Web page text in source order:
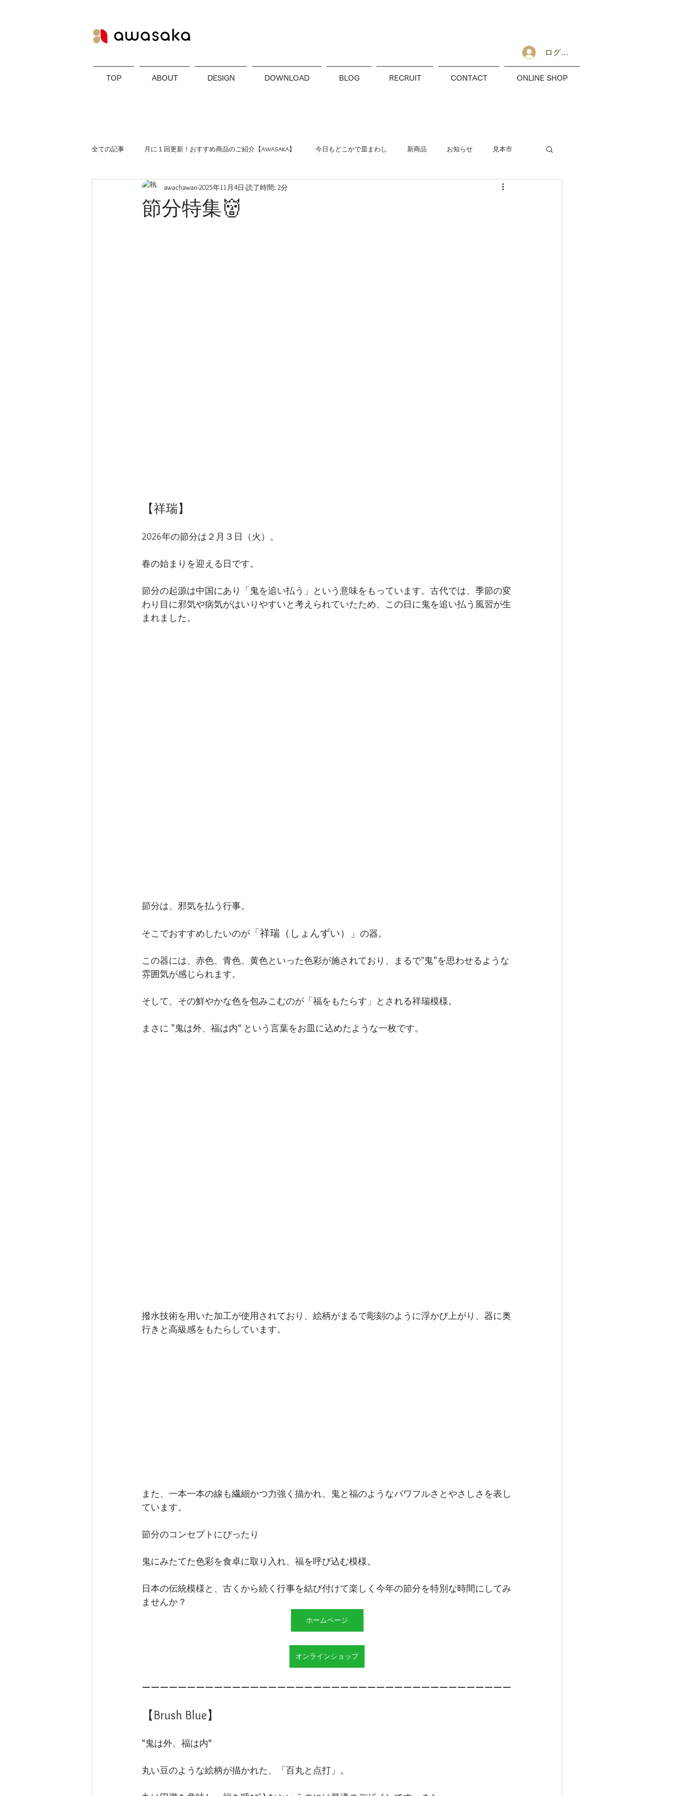
ログイン
TOP ABOUT DESIGN DOWNLOAD BLOG RECRUIT CONTACT ONLINE SHOP
全ての記事 月に１回更新！おすすめ商品のご紹介【AWASAKA】 今日もどこかで皿まわし 新商品 お知らせ 見本市
節分特集👹
awachawan 2025年11月4日 読了時間: 2分
【祥瑞】
2026年の節分は２月３日（火）。
春の始まりを迎える日です。
節分の起源は中国にあり「鬼を追い払う」という意味をもっています。古代では、季節の変
わり目に邪気や病気がはいりやすいと考えられていたため、この日に鬼を追い払う風習が生
まれました。
節分は、邪気を払う行事。
そこでおすすめしたいのが 「祥瑞（しょんずい）」 の器。
この器には、赤色、青色、黄色といった色彩が施されており、まるで"鬼”を思わせるような
雰囲気が感じられます。
そして、その鮮やかな色を包みこむのが「福をもたらす」とされる祥瑞模様。
まさに ”鬼は外、福は内“ という言葉をお皿に込めたような一枚です。
撥水技術を用いた加工が使用されており、絵柄がまるで彫刻のように浮かび上がり、器に奥
行きと高級感をもたらしています。
また、一本一本の線も繊細かつ力強く描かれ、鬼と福のようなパワフルさとやさしさを表し
ています。
節分のコンセプトにぴったり
鬼にみたてた色彩を食卓に取り入れ、福を呼び込む模様。
日本の伝統模様と、古くから続く行事を結び付けて楽しく今年の節分を特別な時間にしてみ
ませんか？
ホームページ
オンラインショップ
ーーーーーーーーーーーーーーーーーーーーーーーーーーーーーーーーーーーーーーーーー
【Brush Blue】
“鬼は外、福は内“
丸い豆のような絵柄が描かれた、「百丸と点打」。